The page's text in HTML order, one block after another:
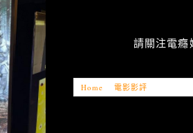
請關注電
Home 電影影評